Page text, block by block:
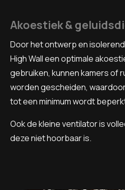
Akoestiek &
Door het ontwerp en
High Wall een optimale
gebruiken, kunnen kamers of
worden gescheiden,
tot een minimum wordt
Ook de kleine ventilator is
deze niet hoorbaar is.